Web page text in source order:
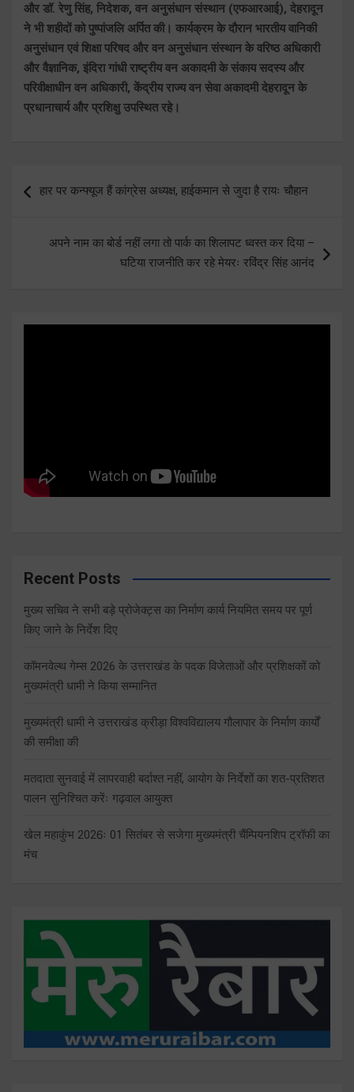
और डॉ. रेणु सिंह, निदेशक, वन अनुसंधान संस्थान (एफआरआई), देहरादून
ने भी शहीदों को पुष्पांजलि अर्पित की। कार्यक्रम के दौरान भारतीय वानिकी
अनुसंधान एवं शिक्षा परिषद और वन अनुसंधान संस्थान के वरिष्ठ अधिकारी
और वैज्ञानिक, इंदिरा गांधी राष्ट्रीय वन अकादमी के संकाय सदस्य और
परिवीक्षाधीन वन अधिकारी, केंद्रीय राज्य वन सेवा अकादमी देहरादून के
प्रधानाचार्य और प्रशिक्षु उपस्थित रहे।
navigation
हार पर कन्फ्यूज हैं कांग्रेस अध्यक्ष, हाईकमान से जुदा है रायः चौहान
अपने नाम का बोर्ड नहीं लगा तो पार्क का शिलापट ध्वस्त कर दिया –
घटिया राजनीति कर रहे मेयरः रविंद्र सिंह आनंद
Recent Posts
मुख्य सचिव ने सभी बड़े प्रोजेक्ट्स का निर्माण कार्य नियमित समय पर पूर्ण
किए जाने के निर्देश दिए
कॉमनवेल्थ गेम्स 2026 के उत्तराखंड के पदक विजेताओं और प्रशिक्षकों को
मुख्यमंत्री धामी ने किया सम्मानित
मुख्यमंत्री धामी ने उत्तराखंड क्रीड़ा विश्वविद्यालय गौलापार के निर्माण कार्यों
की समीक्षा की
मतदाता सुनवाई में लापरवाही बर्दाश्त नहीं, आयोग के निर्देशों का शत-प्रतिशत
पालन सुनिश्चित करेंः गढ़वाल आयुक्त
खेल महाकुंभ 2026ः 01 सितंबर से सजेगा मुख्यमंत्री चैंम्पियनशिप ट्रॉफी का
मंच